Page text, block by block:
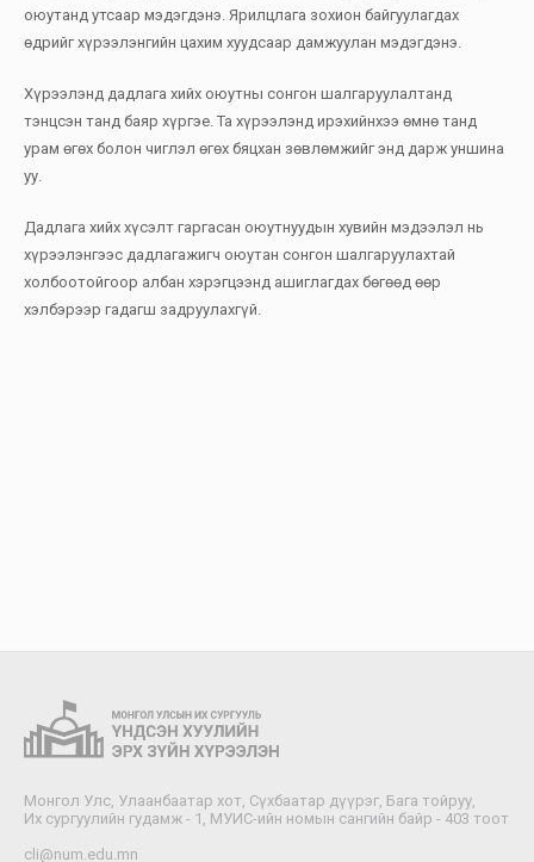
оюутанд утсаар мэдэгдэнэ. Ярилцлага зохион байгуулагдах
өдрийг хүрээлэнгийн цахим хуудсаар дамжуулан мэдэгдэнэ.
Хүрээлэнд дадлага хийх оюутны сонгон шалгаруулалтанд
тэнцсэн танд баяр хүргэе. Та хүрээлэнд ирэхийнхээ өмнө танд
урам өгөх болон чиглэл өгөх бяцхан зөвлөмжийг энд дарж уншина
уу.
Дадлага хийх хүсэлт гаргасан оюутнуудын хувийн мэдээлэл нь
хүрээлэнгээс дадлагажигч оюутан сонгон шалгаруулахтай
холбоотойгоор албан хэрэгцээнд ашиглагдах бөгөөд өөр
хэлбэрээр гадагш задруулахгүй.
Монгол Улс, Улаанбаатар хот, Сүхбаатар дүүрэг, Бага тойруу,
Их сургуулийн гудамж - 1, МУИС-ийн номын сангийн байр - 403 тоот
cli@num.edu.mn